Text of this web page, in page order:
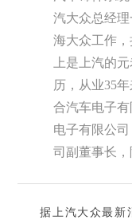
汽大众总经
海大众工作
上是上汽的
历，从业35
合汽车电子
电子有限公
司副董事长，
据上汽大众最新